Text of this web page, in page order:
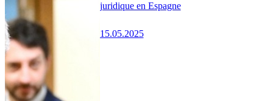
juridique en Espagne
15.05.2025